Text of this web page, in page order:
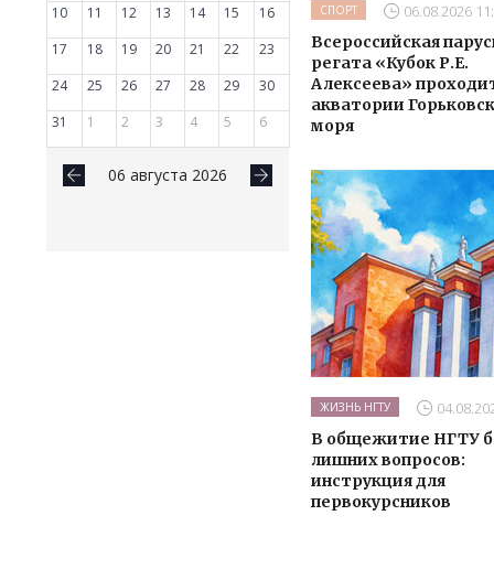
10
11 12 13 14 15
16
17
18 19 20 21 22
23
24
25 26 27 28 29
30
31
1 2 3 4 5 6
06 августа 2026
СПОРТ
06.08.2026
Всероссийская
регата «Кубок Р.Е.
Алексеева»
акватории
моря
ЖИЗНЬ НГТУ
В общежитие НГТУ
лишних вопросов:
инструкция для
первокурсников